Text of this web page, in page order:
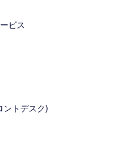
ビス
ントデスク)